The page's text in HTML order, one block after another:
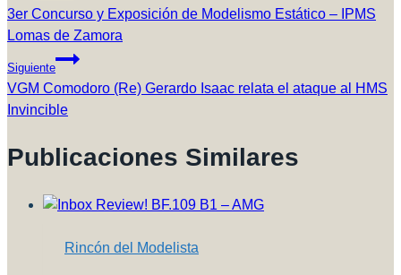
De
Entradas
3er Concurso y Exposición de Modelismo Estático – IPMS
Lomas de Zamora
Siguiente
VGM Comodoro (Re) Gerardo Isaac relata el ataque al HMS
Invincible
Publicaciones Similares
Rincón del Modelista